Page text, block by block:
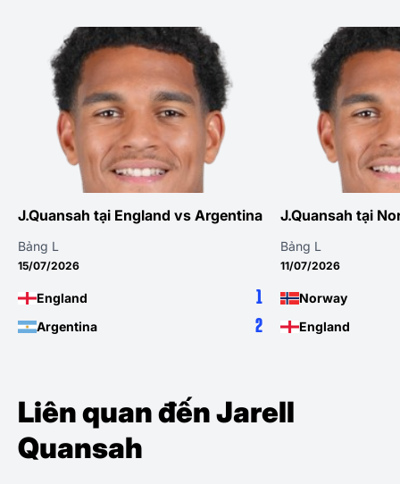
J.Quansah tại England vs Argentina
Bảng L
15/07/2026
England 1
Argentina 2
J.Quansah tại
Bảng L
11/07/2026
Norway
England
Liên quan đến Jarell
Quansah